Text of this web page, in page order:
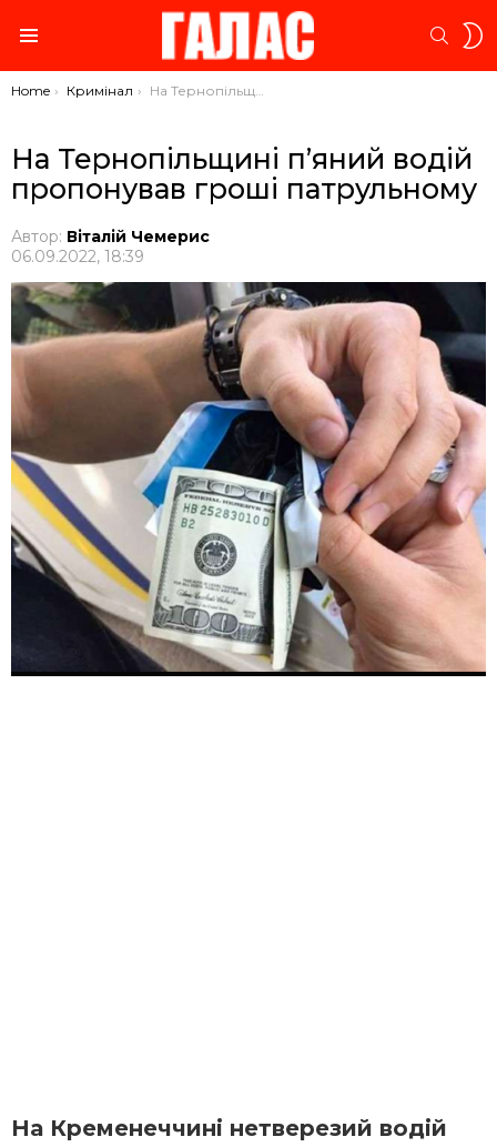
You are here:
Home Кримінал На Тернопільщині п’яний водій пропонував гроші патрульному
На Тернопільщині п’яний водій
пропонував гроші патрульному
Автор: Віталій Чемерис
06.09.2022, 18:39
На Кременеччині нетверезий водій